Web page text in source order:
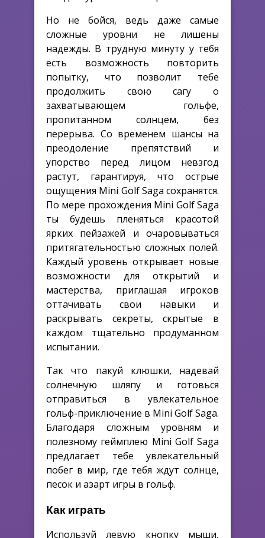
Но не бойся, ведь даже самые
сложные уровни не лишены
надежды. В трудную минуту у тебя
есть возможность повторить
попытку, что позволит тебе
продолжить свою сагу о
захватывающем гольфе,
пропитанном солнцем, без
перерыва. Со временем шансы на
преодоление препятствий и
упорство перед лицом невзгод
растут, гарантируя, что острые
ощущения Mini Golf Saga сохранятся.
По мере прохождения Mini Golf Saga
ты будешь пленяться красотой
ярких пейзажей и очаровываться
притягательностью сложных полей.
Каждый уровень открывает новые
возможности для открытий и
мастерства, приглашая игроков
оттачивать свои навыки и
раскрывать секреты, скрытые в
каждом тщательно продуманном
испытании.
Так что пакуй клюшки, надевай
солнечную шляпу и готовься
отправиться в увлекательное
гольф-приключение в Mini Golf Saga.
Благодаря сложным уровням и
полезному геймплею Mini Golf Saga
предлагает тебе увлекательный
побег в мир, где тебя ждут солнце,
песок и азарт игры в гольф.
Как играть
Используй левую кнопку мыши,